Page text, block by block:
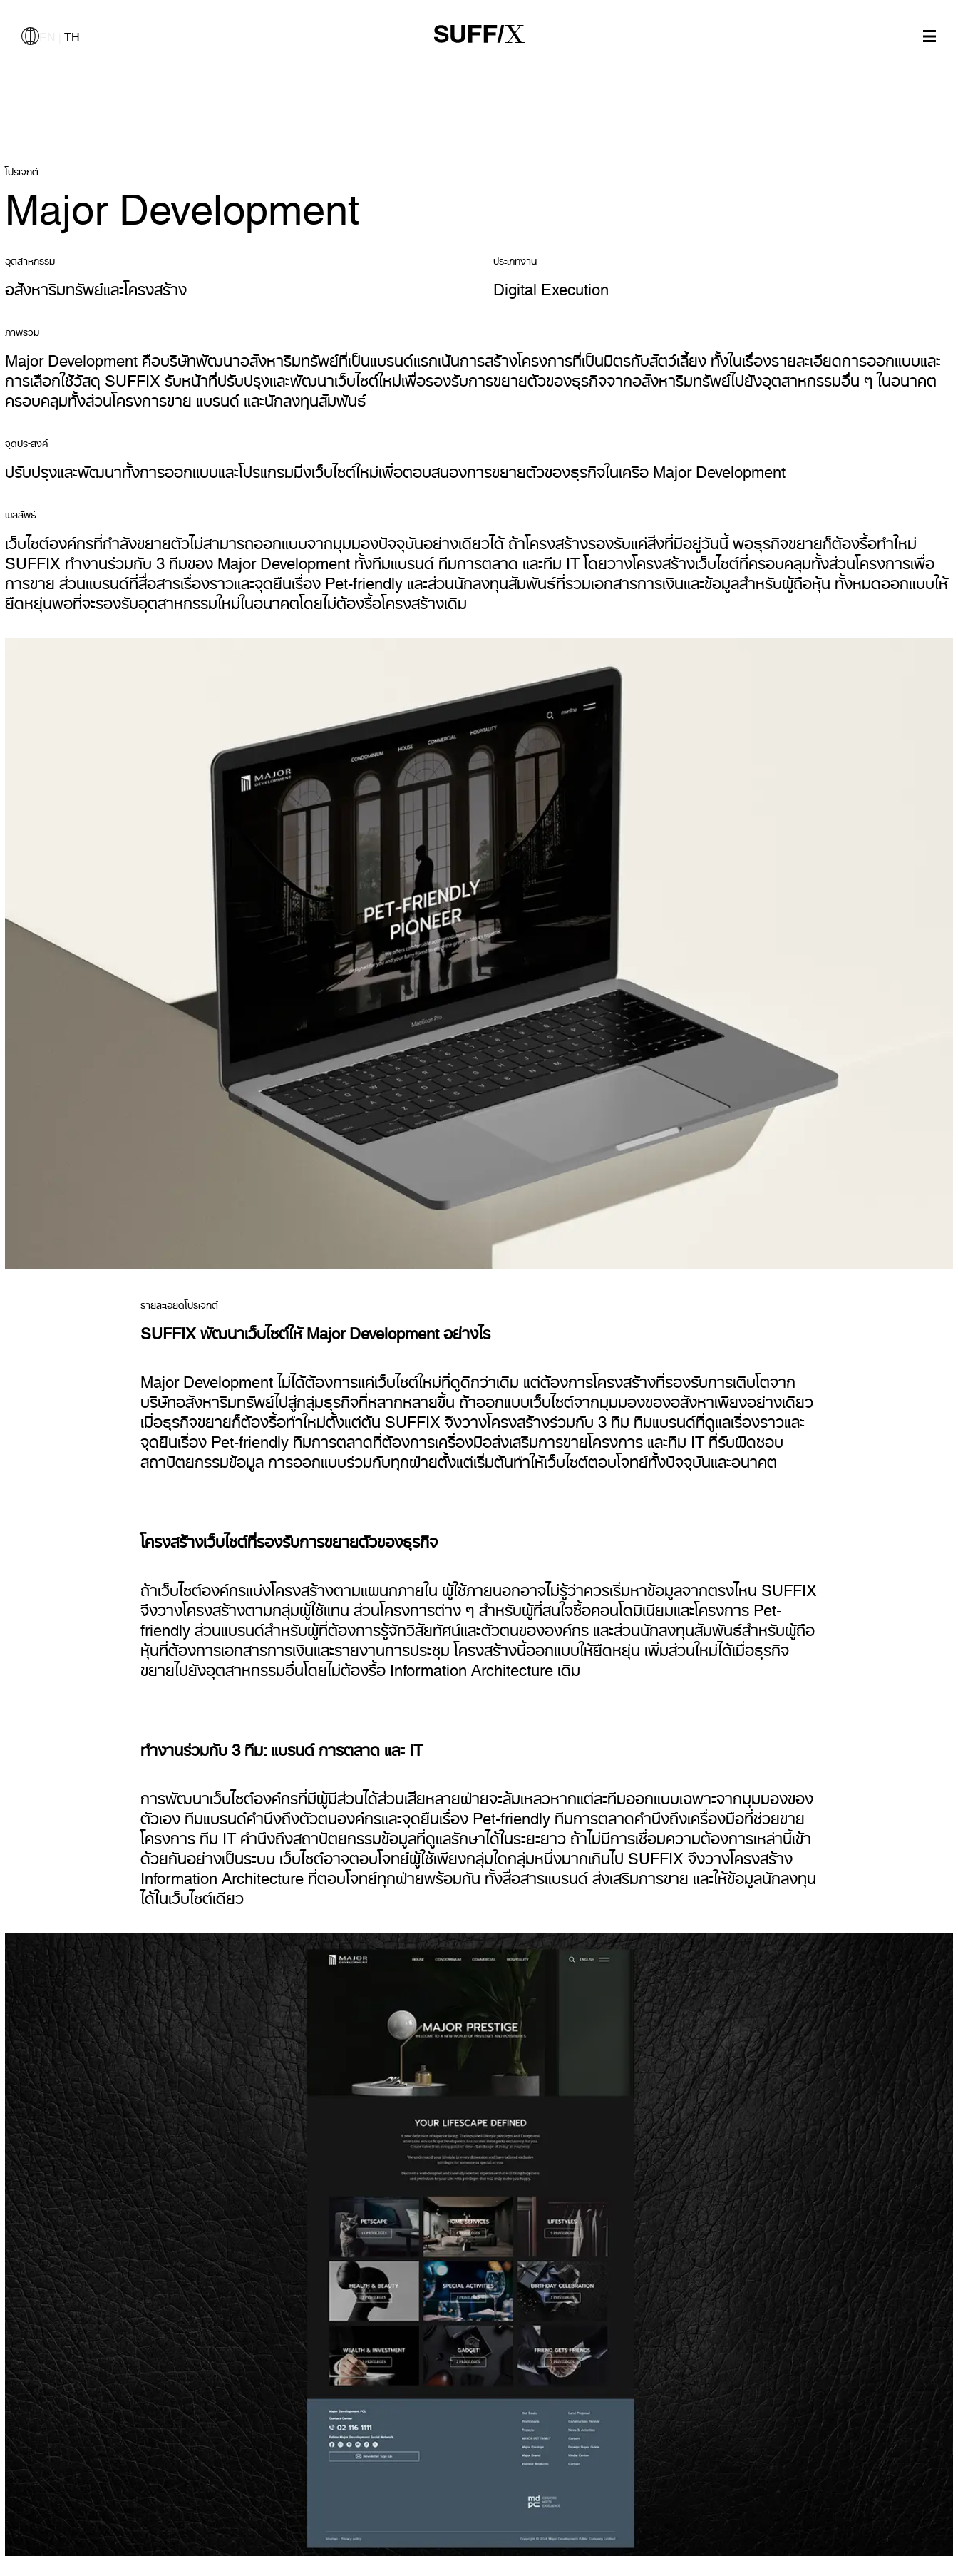
TH
โปรเจกต์
Major Development
อุตสาหกรรม
อสังหาริมทรัพย์และโครงสร้าง
ประเภทงาน
Digital Execution
ภาพรวม
Major Development คือบริษัทพัฒนาอสังหาริมทรัพย์ที่เป็นแบรนด์แรกเน้นการสร้างโครงการที่เป็นมิตรกับสัตว์เลี้ยง ทั้งในเรื่องรายละเอียดการออกแบบและ
การเลือกใช้วัสดุ SUFFIX รับหน้าที่ปรับปรุงและพัฒนาเว็บไซต์ใหม่เพื่อรองรับการขยายตัวของธุรกิจจากอสังหาริมทรัพย์ไปยังอุตสาหกรรมอื่น ๆ ในอนาคต
ครอบคลุมทั้งส่วนโครงการขาย แบรนด์ และนักลงทุนสัมพันธ์
จุดประสงค์
ปรับปรุงและพัฒนาทั้งการออกแบบและโปรแกรมมิ่งเว็บไซต์ใหม่เพื่อตอบสนองการขยายตัวของธุรกิจในเครือ Major Development
ผลลัพธ์
เว็บไซต์องค์กรที่กำลังขยายตัวไม่สามารถออกแบบจากมุมมองปัจจุบันอย่างเดียวได้ ถ้าโครงสร้างรองรับแค่สิ่งที่มีอยู่วันนี้ พอธุรกิจขยายก็ต้องรื้อทำใหม่
SUFFIX ทำงานร่วมกับ 3 ทีมของ Major Development ทั้งทีมแบรนด์ ทีมการตลาด และทีม IT โดยวางโครงสร้างเว็บไซต์ที่ครอบคลุมทั้งส่วนโครงการเพื่อ
การขาย ส่วนแบรนด์ที่สื่อสารเรื่องราวและจุดยืนเรื่อง Pet-friendly และส่วนนักลงทุนสัมพันธ์ที่รวมเอกสารการเงินและข้อมูลสำหรับผู้ถือหุ้น ทั้งหมดออกแบบให้
ยืดหยุ่นพอที่จะรองรับอุตสาหกรรมใหม่ในอนาคตโดยไม่ต้องรื้อโครงสร้างเดิม
รายละเอียดโปรเจกต์
SUFFIX พัฒนาเว็บไซต์ให้ Major Development อย่างไร
Major Development ไม่ได้ต้องการแค่เว็บไซต์ใหม่ที่ดูดีกว่าเดิม แต่ต้องการโครงสร้างที่รองรับการเติบโตจาก
บริษัทอสังหาริมทรัพย์ไปสู่กลุ่มธุรกิจที่หลากหลายขึ้น ถ้าออกแบบเว็บไซต์จากมุมมองของอสังหาเพียงอย่างเดียว
เมื่อธุรกิจขยายก็ต้องรื้อทำใหม่ตั้งแต่ต้น SUFFIX จึงวางโครงสร้างร่วมกับ 3 ทีม ทีมแบรนด์ที่ดูแลเรื่องราวและ
จุดยืนเรื่อง Pet-friendly ทีมการตลาดที่ต้องการเครื่องมือส่งเสริมการขายโครงการ และทีม IT ที่รับผิดชอบ
สถาปัตยกรรมข้อมูล การออกแบบร่วมกับทุกฝ่ายตั้งแต่เริ่มต้นทำให้เว็บไซต์ตอบโจทย์ทั้งปัจจุบันและอนาคต
โครงสร้างเว็บไซต์ที่รองรับการขยายตัวของธุรกิจ
ถ้าเว็บไซต์องค์กรแบ่งโครงสร้างตามแผนกภายใน ผู้ใช้ภายนอกอาจไม่รู้ว่าควรเริ่มหาข้อมูลจากตรงไหน SUFFIX
จึงวางโครงสร้างตามกลุ่มผู้ใช้แทน ส่วนโครงการต่าง ๆ สำหรับผู้ที่สนใจซื้อคอนโดมิเนียมและโครงการ Pet-
friendly ส่วนแบรนด์สำหรับผู้ที่ต้องการรู้จักวิสัยทัศน์และตัวตนขององค์กร และส่วนนักลงทุนสัมพันธ์สำหรับผู้ถือ
หุ้นที่ต้องการเอกสารการเงินและรายงานการประชุม โครงสร้างนี้ออกแบบให้ยืดหยุ่น เพิ่มส่วนใหม่ได้เมื่อธุรกิจ
ขยายไปยังอุตสาหกรรมอื่นโดยไม่ต้องรื้อ Information Architecture เดิม
ทำงานร่วมกับ 3 ทีม: แบรนด์ การตลาด และ IT
การพัฒนาเว็บไซต์องค์กรที่มีผู้มีส่วนได้ส่วนเสียหลายฝ่ายจะล้มเหลวหากแต่ละทีมออกแบบเฉพาะจากมุมมองของ
ตัวเอง ทีมแบรนด์คำนึงถึงตัวตนองค์กรและจุดยืนเรื่องPet-friendlyทีมการตลาดคำนึงถึงเครื่องมือที่ช่วยขาย
โครงการ ทีม ITคำนึงถึงสถาปัตยกรรมข้อมูลที่ดูแลรักษาได้ในระยะยาว ถ้าไม่มีการเชื่อมความต้องการเหล่านี้เข้า
ด้วยกันอย่างเป็นระบบ เว็บไซต์อาจตอบโจทย์ผู้ใช้เพียงกลุ่มใดกลุ่มหนึ่งมากเกินไป SUFFIX จึงวางโครงสร้าง
Information Architectureที่ตอบโจทย์ทุกฝ่ายพร้อมกัน ทั้งสื่อสารแบรนด์ ส่งเสริมการขาย และให้ข้อมูลนักลงทุน
ได้ในเว็บไซต์เดียว